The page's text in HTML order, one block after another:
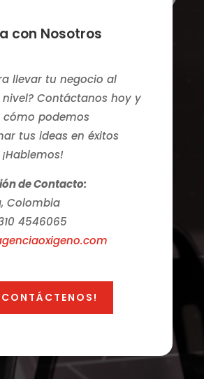
con Nosotros
llevar tu negocio al
Contáctanos hoy y
cómo podemos
tus ideas en éxitos
de Contacto:
Colombia
4546065
.com